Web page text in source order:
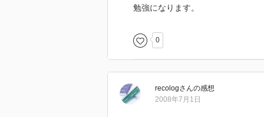
勉強になります。
0
recologさんの感想
2008年7月1日